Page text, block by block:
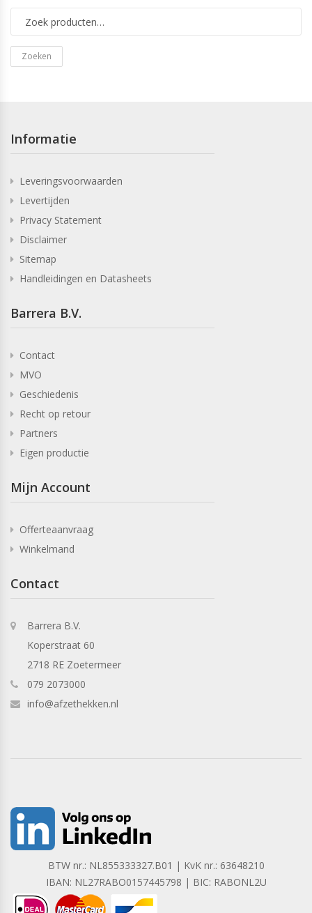
Zoeken
Informatie
Leveringsvoorwaarden
Levertijden
Privacy Statement
Disclaimer
Sitemap
Handleidingen en Datasheets
Barrera B.V.
Contact
MVO
Geschiedenis
Recht op retour
Partners
Eigen productie
Mijn Account
Offerteaanvraag
Winkelmand
Contact
Barrera B.V.
Koperstraat 60
2718 RE Zoetermeer
079 2073000
info@afzethekken.nl
BTW nr.: NL855333327.B01 | KvK nr.: 63648210
IBAN: NL27RABO0157445798 | BIC: RABONL2U